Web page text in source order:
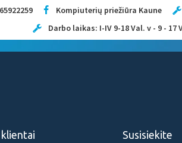
Kompiuterių priežiūra Kaune
Darbo laikas: I-IV 9-18 Val. v - 9 - 17
Kaune
Susisiekite